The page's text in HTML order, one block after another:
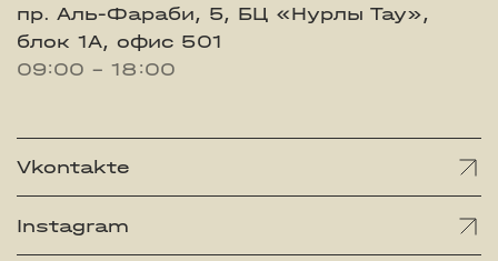
пр. Аль-Фараби, 5, БЦ «Нурлы Тау»,
блок 1А, офис 501
09:00 - 18:00
Vkontakte
Instagram